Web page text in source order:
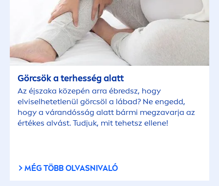
Görcsök a terhesség alatt
Az éjszaka közepén arra ébredsz, hogy
elviselhetetlenül görcsöl a lábad? Ne engedd,
hogy a várandósság alatt bármi megzavarja az
értékes alvást. Tudjuk, mit tehetsz ellene!
MÉG TÖBB OLVASNIVALÓ